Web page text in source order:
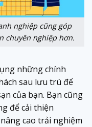
nghiệp cũng góp
chuyên nghiệp hơn.
những chính
sau lưu trú để
của bạn. Bạn cũng
để cải thiện
cao trải nghiệm